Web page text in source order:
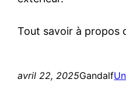
Tout savoir à propos
avril 22, 2025Gandalf